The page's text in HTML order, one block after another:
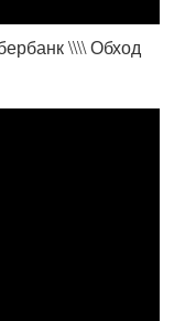
\\\\ Обход